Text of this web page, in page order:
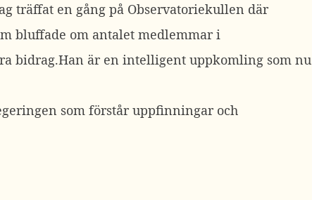
träffat en gång på Observatoriekullen där
bluffade om antalet medlemmar i
bidrag.Han är en intelligent uppkomling som nu
som förstår uppfinningar och